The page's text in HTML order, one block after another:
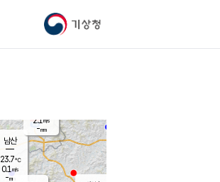
기상청
남산
23.7℃
0.1 m/s
-mm
2.1 m/s
-mm